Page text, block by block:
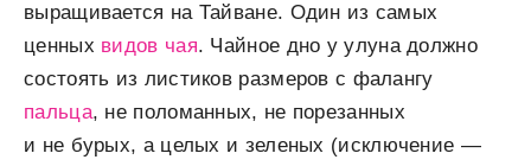
выращивается на Тайване. Один из самых
ценных видов чая. Чайное дно у улуна должно
состоять из листиков размеров с фалангу
пальца, не поломанных, не порезанных
и не бурых, а целых и зеленых (исключение —